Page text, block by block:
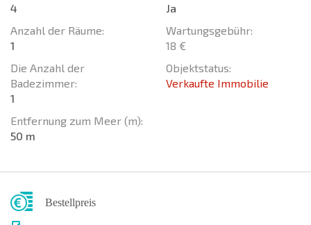
4
Anzahl der Räume:
1
Die Anzahl der
Badezimmer:
1
Entfernung zum Meer (m):
50 m
Ja
Wartungsgebühr:
18 €
Objektstatus:
Verkaufte Immobilie
Bestellpreis